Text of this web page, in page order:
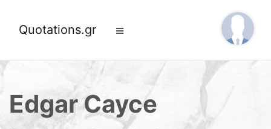
Quotations.gr
Edgar Cayce